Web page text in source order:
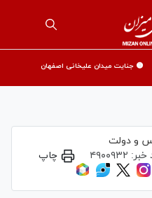
🟡 جنایت میدان علیخانی اصفهان
و دولت
خبر: ۴۹۰۰۹۳۲ چاپ